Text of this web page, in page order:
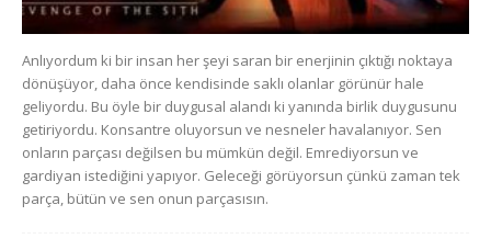
Anlıyordum ki bir insan her şeyi saran bir enerjinin çıktığı noktaya
dönüşüyor, daha önce kendisinde saklı olanlar görünür hale
geliyordu. Bu öyle bir duygusal alandı ki yanında birlik duygusunu
getiriyordu. Konsantre oluyorsun ve nesneler havalanıyor. Sen
onların parçası değilsen bu mümkün değil. Emrediyorsun ve
gardiyan istediğini yapıyor. Geleceği görüyorsun çünkü zaman tek
parça, bütün ve sen onun parçasısın.